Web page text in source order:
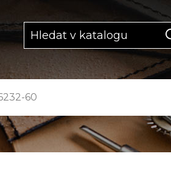
60